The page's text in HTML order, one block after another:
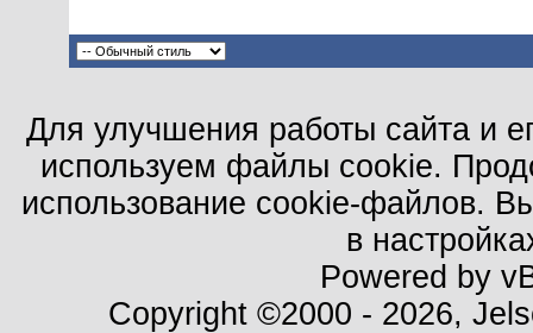
Для улучшения работы сайта и
используем файлы cookie.
использование cookie-файлов.
в
Powered by
Copyright ©2000 - 2026,